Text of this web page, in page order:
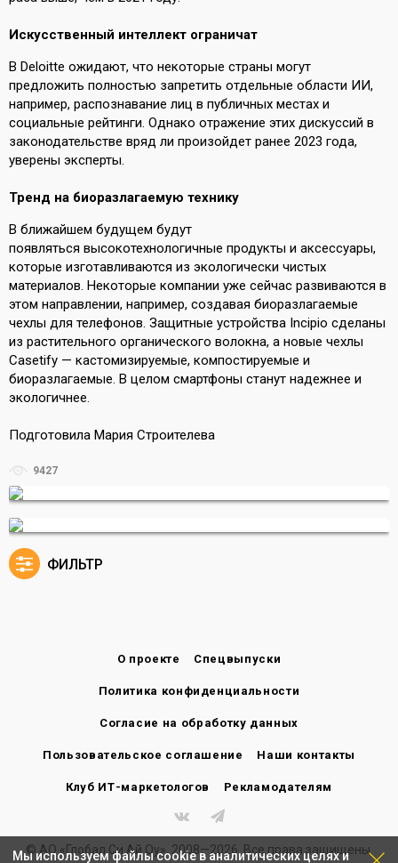
Искусственный интеллект ограничат
В Deloitte ожидают, что некоторые страны могут
предложить полностью запретить отдельные области ИИ,
например, распознавание лиц в публичных местах и
социальные рейтинги. Однако отражение этих дискуссий в
законодательстве вряд ли произойдет ранее 2023 года,
уверены эксперты.
Тренд на биоразлагаемую технику
В ближайшем будущем будут
появляться высокотехнологичные продукты и аксессуары,
которые изготавливаются из экологически чистых
материалов. Некоторые компании уже сейчас развиваются в
этом направлении, например, создавая биоразлагаемые
чехлы для телефонов. Защитные устройства Incipio сделаны
из растительного органического волокна, а новые чехлы
Casetify — кастомизируемые, компостируемые и
биоразлагаемые. В целом смартфоны станут надежнее и
экологичнее.
Подготовила Мария Строителева
9427
ФИЛЬТР
О проекте Спецвыпуски
Политика конфиденциальности
Согласие на обработку данных
Пользовательское соглашение Наши контакты
Клуб ИТ-маркетологов Рекламодателям
© АО «Глобал Си Ай Оу», 2008—2026. Все права защищены.
Мы используем файлы cookie в аналитических целях и